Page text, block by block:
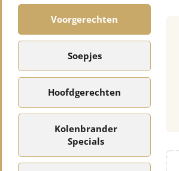
Voorgerechten
Soepjes
Hoofdgerechten
Kolenbrander
Specials